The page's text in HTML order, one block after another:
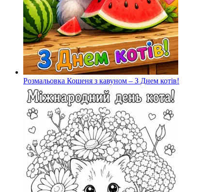
Розмальовка Кошеня з кавуном – З Днем котів!